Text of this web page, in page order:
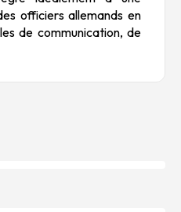
officiers allemands en
de communication, de